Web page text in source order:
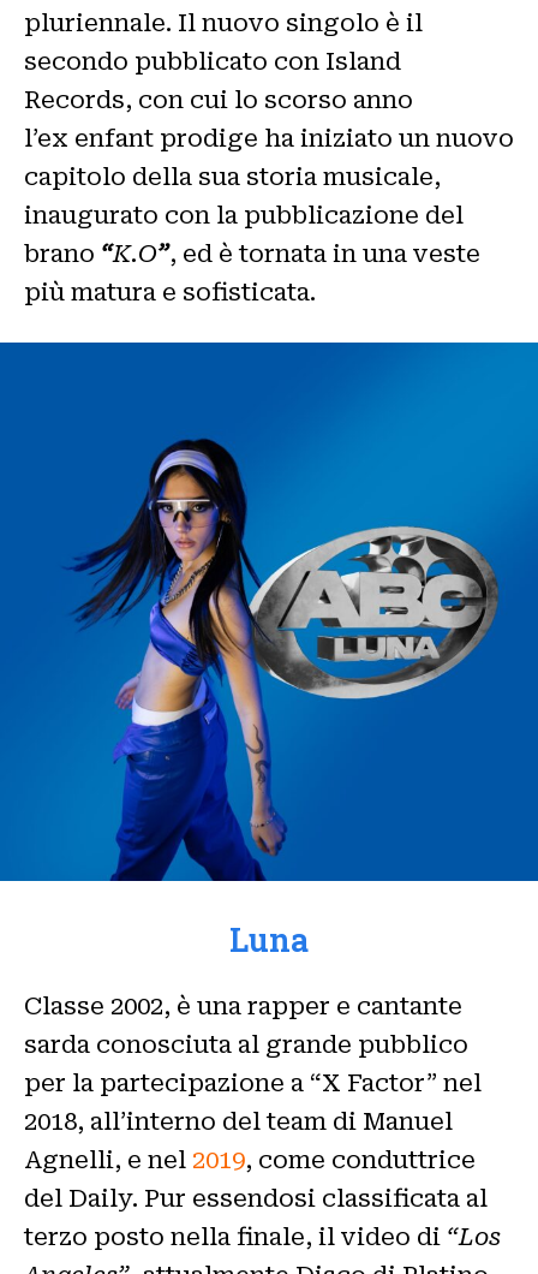
pluriennale. Il nuovo singolo è il
secondo pubblicato con Island
Records, con cui lo scorso anno
l’ex enfant prodige ha iniziato un nuovo
capitolo della sua storia musicale,
inaugurato con la pubblicazione del
brano “K.O”, ed è tornata in una veste
più matura e sofisticata.
Luna
Classe 2002, è una rapper e cantante
sarda conosciuta al grande pubblico
per la partecipazione a “X Factor” nel
2018, all’interno del team di Manuel
Agnelli, e nel 2019, come conduttrice
del Daily. Pur essendosi classificata al
terzo posto nella finale, il video di “Los